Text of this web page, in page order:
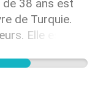
38 ans est
de Turquie.
Elle est
enfants, mais
forcé. Elle